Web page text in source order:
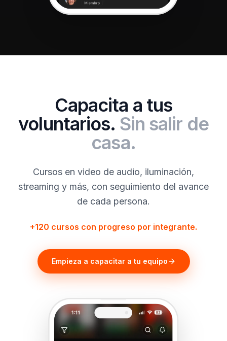
Capacita a tus
voluntarios. Sin salir de
casa.
Cursos en video de audio, iluminación,
streaming y más, con seguimiento del avance
de cada persona.
+120 cursos con progreso por integrante.
Empieza a capacitar a tu equipo